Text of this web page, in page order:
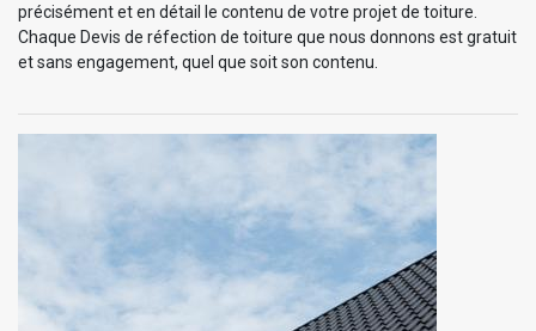
précisément et en détail le contenu de votre projet de toiture.
Chaque Devis de réfection de toiture que nous donnons est gratuit
et sans engagement, quel que soit son contenu.